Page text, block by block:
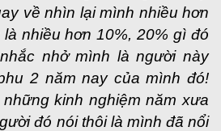
về nhìn lại mình nhiều hơn
nhiều hơn 10%, 20% gì đó
nhở mình là người này
2 năm nay của mình đó!
kinh nghiệm năm xưa
đó nói thôi là mình đã nổi